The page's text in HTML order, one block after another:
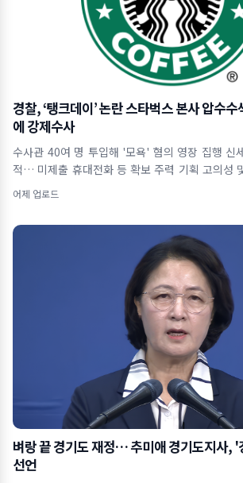
경찰, ‘탱크데이’ 논란 스타벅스 본사 압수
에 강제수사
수사관 40여 명 투입해 '모욕' 혐의 영장 집행 신
적… 미제출 휴대전화 등 확보 주력 기획 고의성
사내 자료
어제 업로드
벼랑 끝 경기도 재정… 추미애 경기도지사,
선언